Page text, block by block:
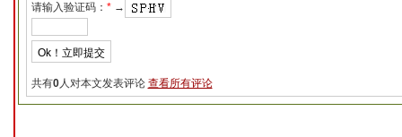
请输入验证码： *→
共有0人对本文发表评论 查看所有评论